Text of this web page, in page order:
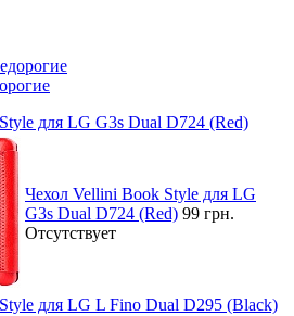
для LG G3s Dual D724 (Red)
Чехол Vellini Book Style для LG
G3s Dual D724 (Red) 99 грн.
Отсутствует
для LG L Fino Dual D295 (Black)